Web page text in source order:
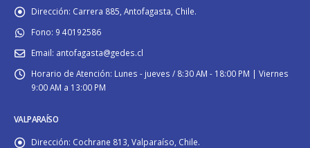
Dirección: Carrera 885, Antofagasta, Chile.
Fono: 9 40192586
Email: antofagasta@gedes.cl
Horario de Atención: Lunes - jueves / 8:30 AM - 18:00 PM | Viernes
9:00 AM a 13:00 PM
VALPARAÍSO
Dirección: Cochrane 813, Valparaíso, Chile.